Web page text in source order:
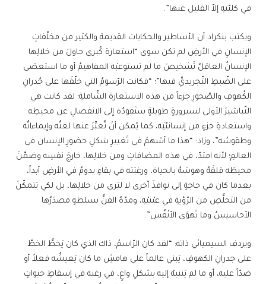
في كليّتهِ إلاّ القليل عنها”.
ويكتب بنكراد أن الأساطير والحكايات القديمة والكثير من مخلّفاتِ
الإنسانِ في الأرضِ لم تكن سوى “استعارة كُبرى حاولَ من خلالِها
الإنسانُ العاقلُ تَشخيصَ ما لم تستوعبْه المفاهيمُ أو ما استعصَى
على الضّبطِ التّجريديِّ فيها”؛ “فكانت الرّسومُ التي خلّفَها على جُدرانِ
الكُهوفِ والصّخورِ جزءاً من هذه الاستعارة الشّاملةِ؛ لقد كانت هي
التّباشيرَ الأولى لسيرورةٍ طويلةٍ ستَقودُه إلى الانفصالِ عن محيطِه
واستعادةِ جزءٍ من إنسانيّتِه، كما يُمكن أنْ تُعبِّرَ عنها لغتُه وإيماءاتُه
وطقوسُه”، وزاد: “هذا ما أسْهمَ في تَغييرِ شكلِ حضورِ الإنسان في
العالمِ؛ لأنه امتدّ، في هذه المضافاتِ ومن خلالِها، خارجَ نفسِه وضمَّنَ
محيطَه قلقَهُ وهوسَهُ بالحياة، ورغبَته في بقاءٍ يدومُ في الأرضٍ أبداً،
بعدما كان في حاجةٍ إلى نوافذَ أخرى لا ليَرى من خلالِها، بل لكي يَتمكّنَ
من التخلُّصِ من الرّؤيةِ في عيْنيْهِ، ومدّهُ الفنُّ بسلطةٍ مصدَرُها
الأحاسيسُ وما تَهوَى الأنْفُس”.
ويردف السيميائي ذاته: “لقد كان الرّاسمُ، ذاك الذي كان يَخطُّ الخطَّ
على جدرانِ الكهوفِ، يَبني عالماً على هامشِ ما كان يَعيشُه فعلاً أو
ضدّاً عليه، أو ما لم يَنتبهْ إليه بشكلٍ واعٍ، في رغبة في إسقاطِ حيواتٍ